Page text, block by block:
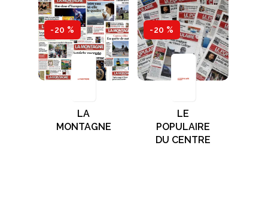
-20 %
LA
MONTAGNE
-20 %
LE
POPULAIRE
DU CENTRE